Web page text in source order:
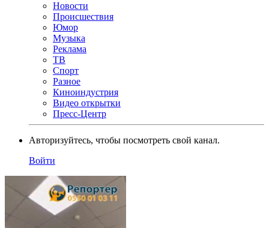
Новости
Происшествия
Юмор
Музыка
Реклама
ТВ
Спорт
Разное
Киноиндустрия
Видео открытки
Пресс-Центр
Авторизуйтесь, чтобы посмотреть свой канал.
Войти